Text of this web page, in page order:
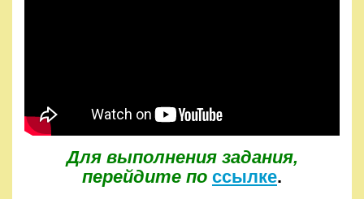
Для выполнения задания,
перейдите по ссылке.